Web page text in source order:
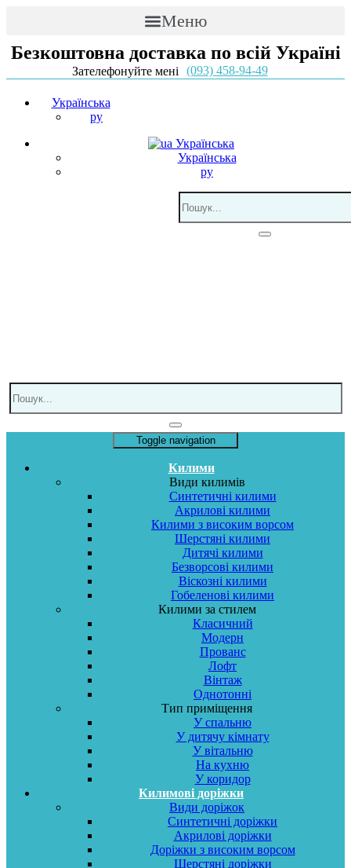
Меню
Безкоштовна доставка по всій Україні
Зателефонуйте мені (093) 458-94-49
Українська
ру
Українська
Українська
ру
Toggle navigation
Килими
Види килимів
Синтетичні килими
Акрилові килими
Килими з високим ворсом
Шерстяні килими
Дитячі килими
Безворсові килими
Віскозні килими
Гобеленові килими
Килими за стилем
Класичний
Модерн
Прованс
Лофт
Вінтаж
Однотонні
Тип приміщення
У спальню
У дитячу кімнату
У вітальню
На кухню
У коридор
Килимові доріжки
Види доріжок
Синтетичні доріжки
Акрилові доріжки
Доріжки з високим ворсом
Шерстяні доріжки